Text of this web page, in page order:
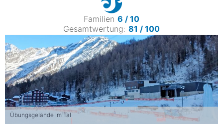
Familien 6 / 10
Gesamtwertung: 81 / 100
Übungsgelände im Tal